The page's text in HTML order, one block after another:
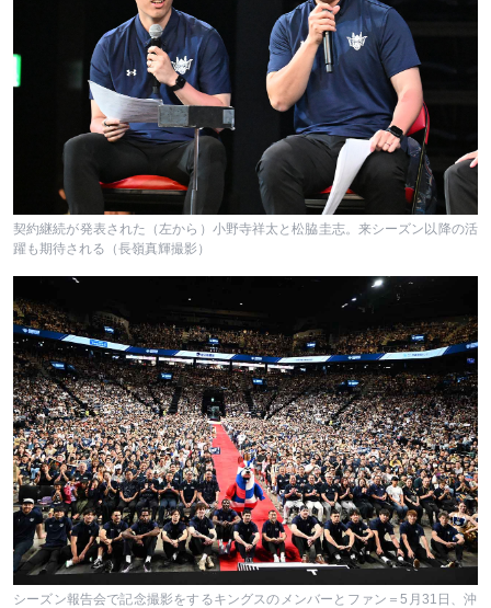
契約継続が発表された（左から）小野寺祥太と松脇圭志。来シーズン以降の活
躍も期待される（長嶺真輝撮影）
シーズン報告会で記念撮影をするキングスのメンバーとファン＝5月31日、沖